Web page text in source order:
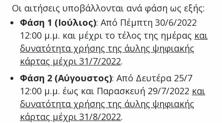
Οι αιτήσεις υποβάλλονται ανά φάση ως εξής:
Φάση 1 (Ιούλιος): Από Πέμπτη 30/6/2022
12:00 μ.μ. και μέχρι το τέλος της ημέρας και
δυνατότητα χρήσης της άυλης ψηφιακής
κάρτας μέχρι 31/7/2022.
Φάση 2 (Αύγουστος): Από Δευτέρα 25/7
12:00 μ.μ. έως και Παρασκευή 29/7/2022 και
δυνατότητα χρήσης της άυλης ψηφιακής
κάρτας μέχρι 31/8/2022.